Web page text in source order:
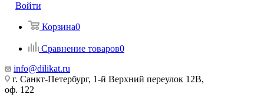
Войти
Корзина0
Сравнение товаров0
info@dilikat.ru
г. Санкт-Петербург, 1-й Верхний переулок 12В,
оф. 122